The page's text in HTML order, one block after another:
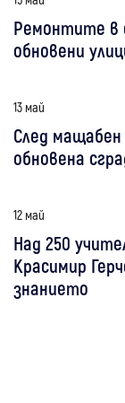
Ремонтите в
обновени
13 май
След
обновена
12 май
Над 250
Красимир
знанието